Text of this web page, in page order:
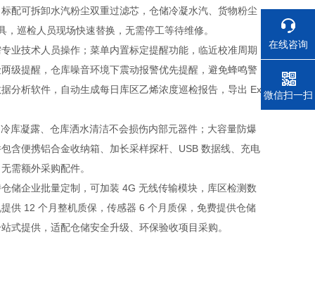
配可拆卸水汽粉尘双重过滤芯，仓储冷凝水汽、货物粉尘
巡检人员现场快速替换，无需停工等待维修。
业技术人员操作；菜单内置标定提醒功能，临近校准周期
级提醒，仓库噪音环境下震动报警优先提醒，避免蜂鸣警
分析软件，自动生成每日库区乙烯浓度巡检报告，导出 Ex
库凝露、仓库洒水清洁不会损伤内部元器件；大容量防爆
含便携铝合金收纳箱、加长采样探杆、USB 数据线、充电
需额外采购配件。
储企业批量定制，可加装 4G 无线传输模块，库区检测数
供 12 个月整机质保，传感器 6 个月质保，免费提供仓储
式提供，适配仓储安全升级、环保验收项目采购。
在线咨询
电话
微信扫一扫